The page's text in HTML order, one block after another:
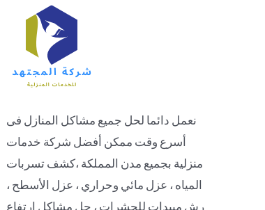
نعمل دائما لحل جميع مشاكل المنازل فى
أسرع وقت ممكن أفضل شركة خدمات
منزلية بجميع مدن المملكة ،كشف تسربات
المياه ، عزل مائي وحراري ، عزل الأسطح ،
رش مبيدات للحشرات ، حل مشاكل إرتفاع